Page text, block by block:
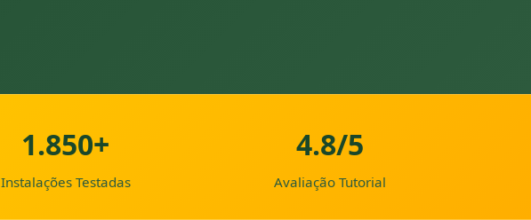
1.850+
Instalações Testadas
4.8/5
Avaliação Tutorial